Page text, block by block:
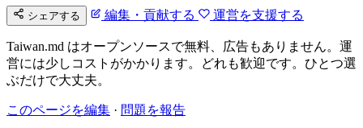
シェアする 編集・貢献する 運営を支援する
Taiwan.md はオープンソースで無料、広告もありません。運
営には少しコストがかかります。どれも歓迎です。ひとつ選
ぶだけで大丈夫。
このページを編集 · 問題を報告